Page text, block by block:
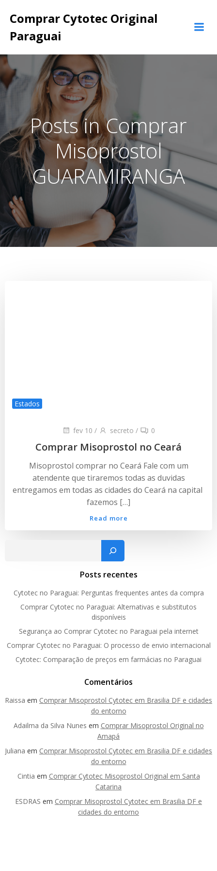
para
Comprar Cytotec Original
Paraguai
Posts in Comprar
Misoprostol
GUARAMIRANGA
Estados
fev 10 / secreto / 0
Comprar Misoprostol no Ceará
Misoprostol comprar no Ceará Fale com um
atendente que tiraremos todas as duvidas
entregamos em todas as cidades do Ceará na capital
fazemos […]
Read more
Pesquisar
Posts recentes
Cytotec no Paraguai: Perguntas frequentes antes da compra
Comprar Cytotec no Paraguai: Alternativas e substitutos
disponíveis
Segurança ao Comprar Cytotec no Paraguai pela internet
Comprar Cytotec no Paraguai: O processo de envio internacional
Cytotec: Comparação de preços em farmácias no Paraguai
Comentários
Raissa em Comprar Misoprostol Cytotec em Brasilia DF e cidades
do entorno
Adailma da Silva Nunes em Comprar Misoprostol Original no
Amapá
Juliana em Comprar Misoprostol Cytotec em Brasilia DF e cidades
do entorno
Cintia em Comprar Cytotec Misoprostol Original em Santa
Catarina
ESDRAS em Comprar Misoprostol Cytotec em Brasilia DF e
cidades do entorno